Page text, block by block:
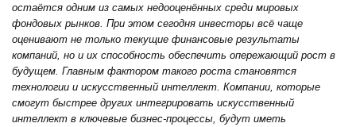
остаётся одним из самых недооценённых среди мировых
фондовых рынков. При этом сегодня инвесторы всё чаще
оценивают не только текущие финансовые результаты
компаний, но и их способность обеспечить опережающий рост в
будущем. Главным фактором такого роста становятся
технологии и искусственный интеллект. Компании, которые
смогут быстрее других интегрировать искусственный
интеллект в ключевые бизнес-процессы, будут иметь